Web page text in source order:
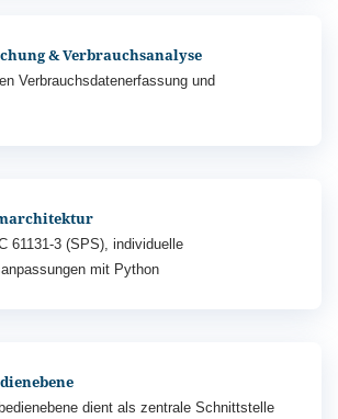
& Verbrauchsanalyse
Verbrauchsdatenerfassung und
61131-3 (SPS), individuelle
mit Python
dient als zentrale Schnittstelle